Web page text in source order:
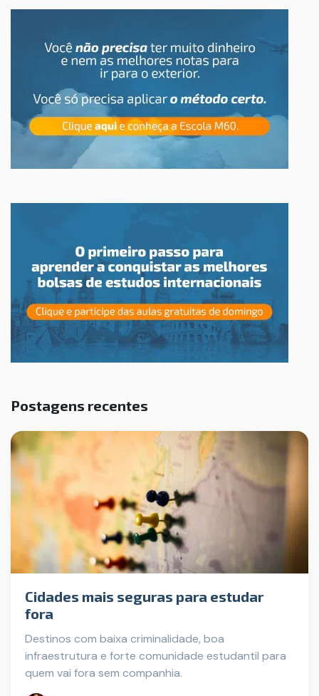
Postagens recentes
Cidades mais seguras para estudar
fora
Destinos com baixa criminalidade, boa
infraestrutura e forte comunidade estudantil para
quem vai fora sem companhia.